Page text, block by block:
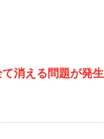
消える問題が発生